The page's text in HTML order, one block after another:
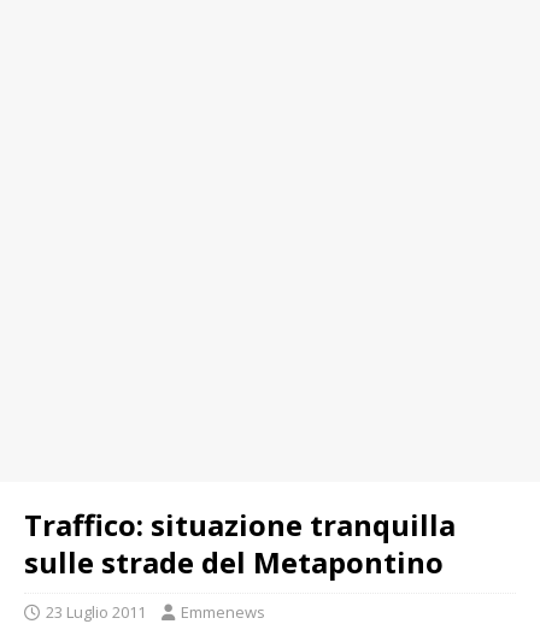
Traffico: situazione tranquilla
sulle strade del Metapontino
23 Luglio 2011 Emmenews